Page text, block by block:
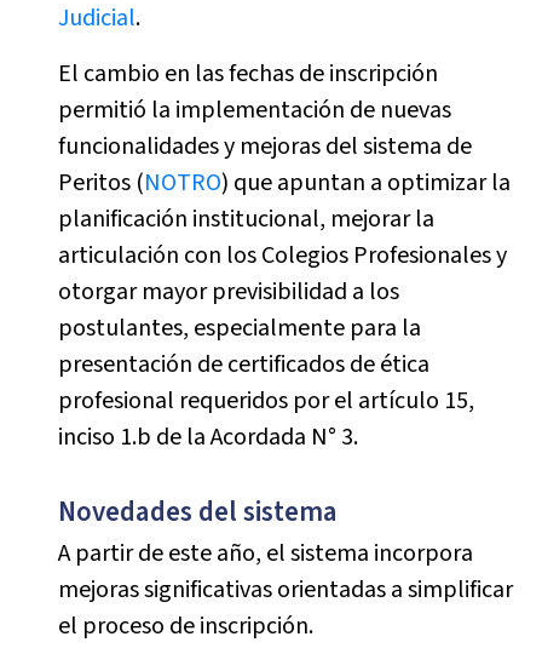
Judicial.
El cambio en las fechas de inscripción
permitió la implementación de nuevas
funcionalidades y mejoras del sistema de
Peritos (NOTRO) que apuntan a optimizar la
planificación institucional, mejorar la
articulación con los Colegios Profesionales y
otorgar mayor previsibilidad a los
postulantes, especialmente para la
presentación de certificados de ética
profesional requeridos por el artículo 15,
inciso 1.b de la Acordada N° 3.
Novedades del sistema
A partir de este año, el sistema incorpora
mejoras significativas orientadas a simplificar
el proceso de inscripción.